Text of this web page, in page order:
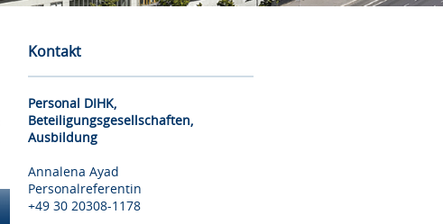
Kontakt
Personal DIHK,
Beteiligungsgesellschaften,
Ausbildung
Annalena Ayad
Personalreferentin
+49 30 20308-1178